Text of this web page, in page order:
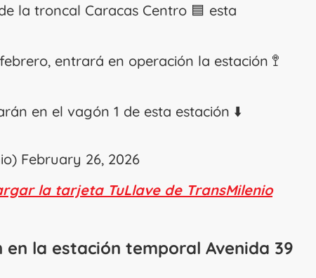
la troncal Caracas Centro 🟦 esta
entrará en operación la estación 🚏
en el vagón 1 de esta estación ⬇️
February 26, 2026
la tarjeta TuLlave de TransMilenio
la estación temporal Avenida 39